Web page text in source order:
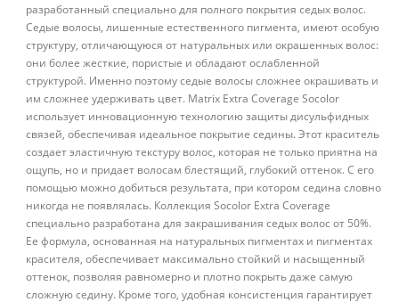
разработанный специально для полного покрытия седых волос.
Седые волосы, лишенные естественного пигмента, имеют особую
структуру, отличающуюся от натуральных или окрашенных волос:
они более жесткие, пористые и обладают ослабленной
структурой. Именно поэтому седые волосы сложнее окрашивать и
им сложнее удерживать цвет. Matrix Extra Coverage Socolor
использует инновационную технологию защиты дисульфидных
связей, обеспечивая идеальное покрытие седины. Этот краситель
создает эластичную текстуру волос, которая не только приятна на
ощупь, но и придает волосам блестящий, глубокий оттенок. С его
помощью можно добиться результата, при котором седина словно
никогда не появлялась. Коллекция Socolor Extra Coverage
специально разработана для закрашивания седых волос от 50%.
Ее формула, основанная на натуральных пигментах и пигментах
красителя, обеспечивает максимально стойкий и насыщенный
оттенок, позволяя равномерно и плотно покрыть даже самую
сложную седину. Кроме того, удобная консистенция гарантирует